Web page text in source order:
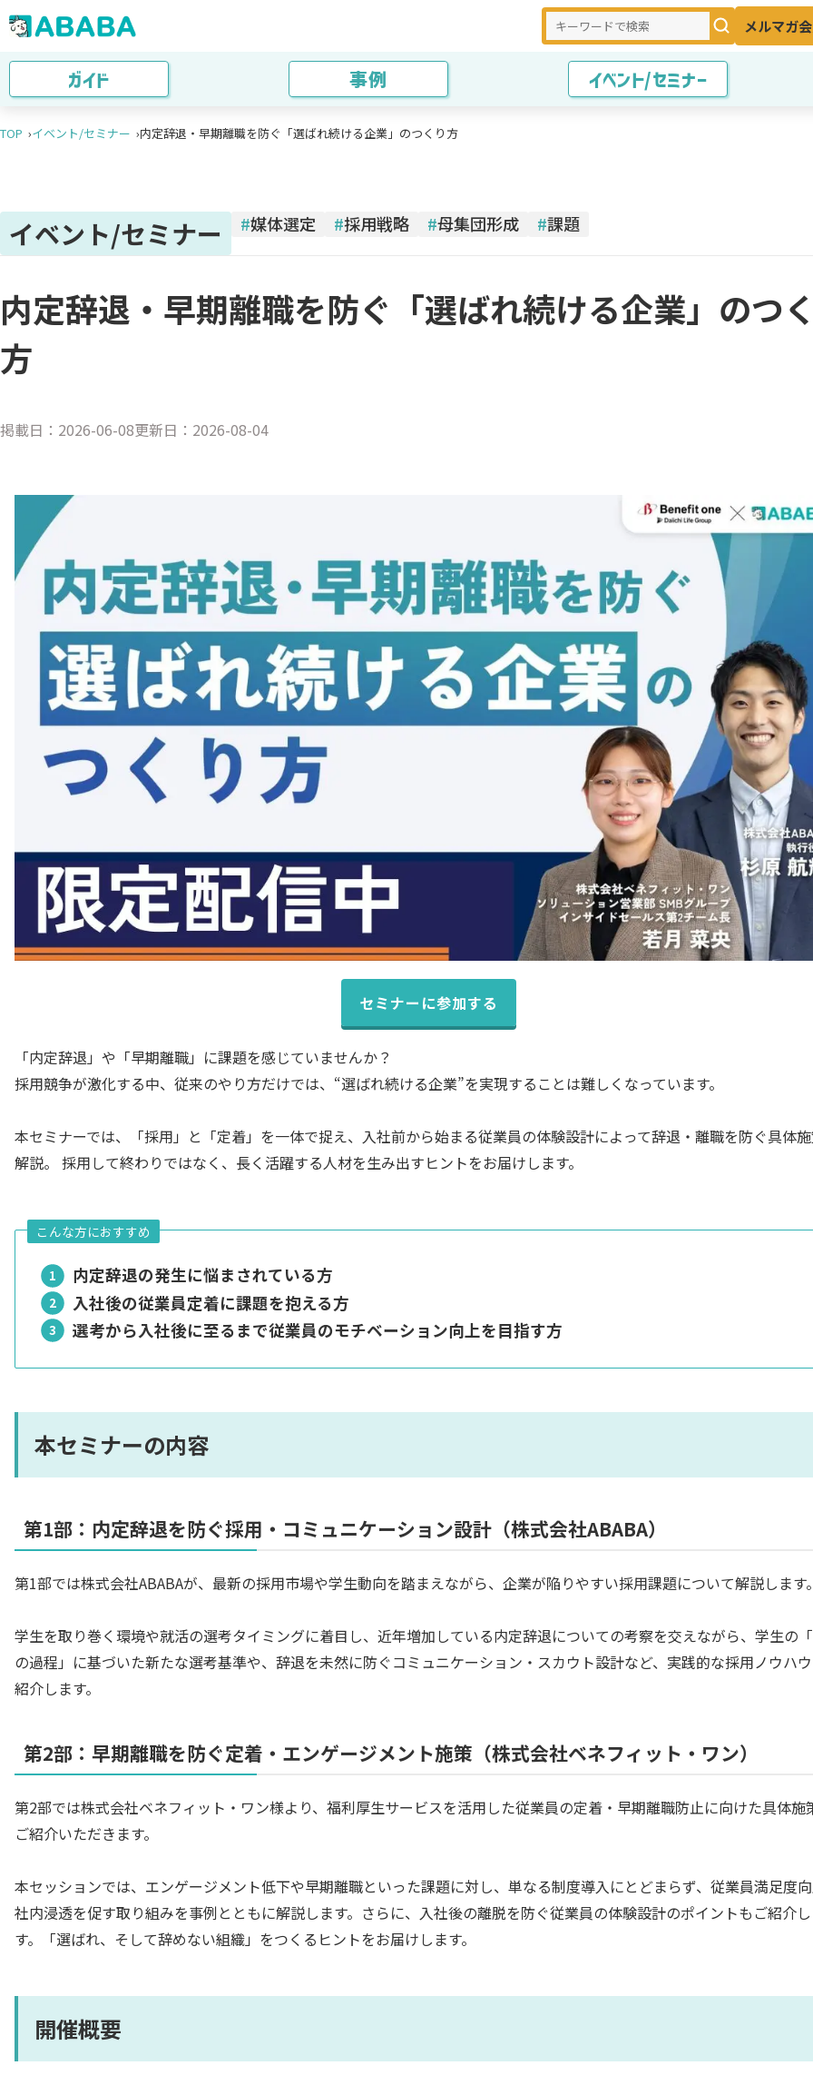
メルマガ
ガイド 事例 イベント/セミナー
TOP イベント/セミナー 内定辞退・早期離職を防ぐ「選ばれ続ける企業」のつくり方
イベント/セミナー #媒体選定 #採用戦略 #母集団形成 #課題
内定辞退・早期離職を防ぐ「選ばれ続ける企業」のつ
方
掲載日： 2026-06-08更新日： 2026-08-04
セミナーに参加する
「内定辞退」や「早期離職」に課題を感じていませんか？
採用競争が激化する中、従来のやり方だけでは、“選ばれ続ける企業”を実現することは難しくなっています。
本セミナーでは、「採用」と「定着」を一体で捉え、入社前から始まる従業員の体験設計によって辞退・離職を防ぐ具体
解説。 採用して終わりではなく、長く活躍する人材を生み出すヒントをお届けします。
こんな方におすすめ
内定辞退の発生に悩まされている方
入社後の従業員定着に課題を抱える方
選考から入社後に至るまで従業員のモチベーション向上を目指す方
本セミナーの内容
第1部：内定辞退を防ぐ採用・コミュニケーション設計（株式会社ABABA）
第1部では株式会社ABABAが、最新の採用市場や学生動向を踏まえながら、企業が陥りやすい採用課題について解説します
学生を取り巻く環境や就活の選考タイミングに着目し、近年増加している内定辞退についての考察を交えながら、学生の
の過程」に基づいた新たな選考基準や、辞退を未然に防ぐコミュニケーション・スカウト設計など、実践的な採用ノウハ
紹介します。
第2部：早期離職を防ぐ定着・エンゲージメント施策（株式会社ベネフィット・ワン）
第2部では株式会社ベネフィット・ワン様より、福利厚生サービスを活用した従業員の定着・早期離職防止に向けた具体施
ご紹介いただきます。
本セッションでは、エンゲージメント低下や早期離職といった課題に対し、単なる制度導入にとどまらず、従業員満足度
社内浸透を促す取り組みを事例とともに解説します。さらに、入社後の離脱を防ぐ従業員の体験設計のポイントもご紹介
す。「選ばれ、そして辞めない組織」をつくるヒントをお届けします。
開催概要